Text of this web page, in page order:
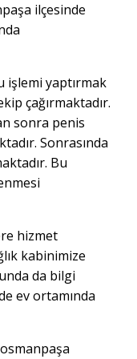
ilçesinde
işlemi yaptırmak
çağırmaktadır.
sonra penis
Sonrasında
Bu
hizmet
kabinimize
da bilgi
ev ortamında